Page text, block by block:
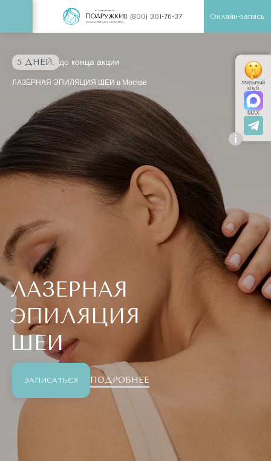
8 (800) 301-76-37 Онлайн-запись
5 ДНЕЙ. до конца акции
ЛАЗЕРНАЯ ЭПИЛЯЦИЯ ШЕИ в Москве
ЛАЗЕРНАЯ
ЭПИЛЯЦИЯ
ШЕИ
ЗАПИСАТЬСЯ ПОДРОБНЕЕ
i
закрытый
клуб
MAX